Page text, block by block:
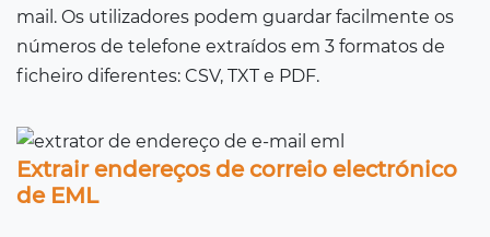
mail. Os utilizadores podem guardar facilmente os
números de telefone extraídos em 3 formatos de
ficheiro diferentes: CSV, TXT e PDF.
Extrair endereços de correio electrónico
de EML